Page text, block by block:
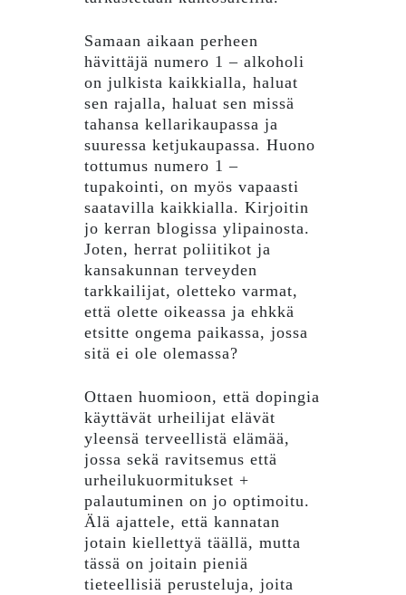
Samaan aikaan perheen
hävittäjä numero 1 – alkoholi
on julkista kaikkialla, haluat
sen rajalla, haluat sen missä
tahansa kellarikaupassa ja
suuressa ketjukaupassa. Huono
tottumus numero 1 –
tupakointi, on myös vapaasti
saatavilla kaikkialla. Kirjoitin
jo kerran blogissa ylipainosta.
Joten, herrat poliitikot ja
kansakunnan terveyden
tarkkailijat, oletteko varmat,
että olette oikeassa ja ehkkä
etsitte ongema paikassa, jossa
sitä ei ole olemassa?
Ottaen huomioon, että dopingia
käyttävät urheilijat elävät
yleensä terveellistä elämää,
jossa sekä ravitsemus että
urheilukuormitukset +
palautuminen on jo optimoitu.
Älä ajattele, että kannatan
jotain kiellettyä täällä, mutta
tässä on joitain pieniä
tieteellisiä perusteluja, joita